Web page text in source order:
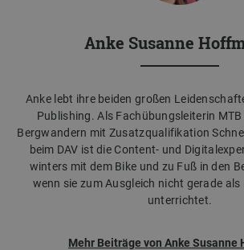
Anke Susanne
Anke lebt ihre beiden großen
Publishing. Als Fachübungsleiterin
Bergwandern mit Zusatzqualifikation
beim DAV ist die Content- und
winters mit dem Bike und zu Fuß in den
wenn sie zum Ausgleich nicht gerade als
unterrichtet.
Mehr Beiträge von Anke Susanne